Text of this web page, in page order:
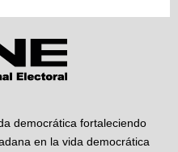
democrática fortaleciendo
en la vida democrática